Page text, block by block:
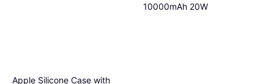
Apple Silicone Case with
10000mAh 20W